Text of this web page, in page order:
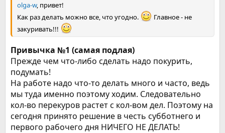
olga-w, привет!
Как раз делать можно все, что угодно.
Главное - не
закуривать!!!
Привычка №1 (самая подлая)
Прежде чем что-либо сделать надо покурить,
подумать!
На работе надо что-то делать много и часто, ведь
мы туда именно поэтому ходим. Следовательно
кол-во перекуров растет с кол-вом дел. Поэтому на
сегодня принято решение в честь субботнего и
первого рабочего дня НИЧЕГО НЕ ДЕЛАТЬ!